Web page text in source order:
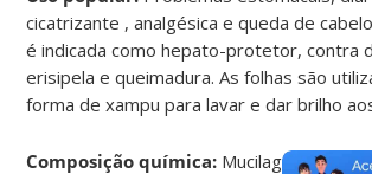
cicatrizante , analgésica e queda de
é indicada como hepato-protetor, contra
erisipela e queimadura. As folhas são
forma de xampu para lavar e dar brilho
Composição química: Mucilagem, sais